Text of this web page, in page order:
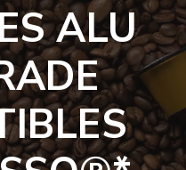
ALU